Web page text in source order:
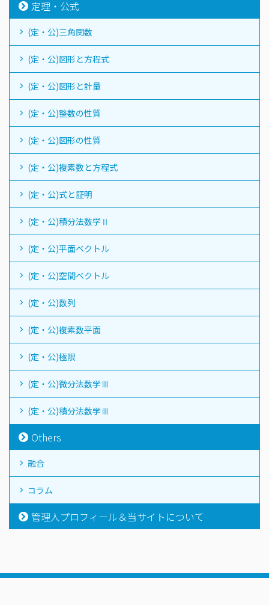
定理・公式
(定・公)三角関数
(定・公)図形と方程式
(定・公)図形と計量
(定・公)整数の性質
(定・公)図形の性質
(定・公)複素数と方程式
(定・公)式と証明
(定・公)積分法数学Ⅱ
(定・公)平面ベクトル
(定・公)空間ベクトル
(定・公)数列
(定・公)複素数平面
(定・公)極限
(定・公)微分法数学Ⅲ
(定・公)積分法数学Ⅲ
Others
融合
コラム
管理人プロフィール＆当サイトについて